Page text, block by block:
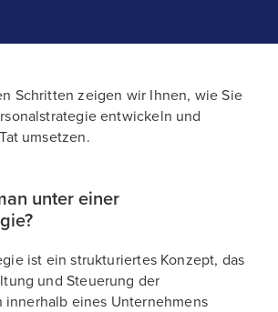
Schritten zeigen wir Ihnen, wie Sie
entwickeln und
umsetzen.
unter einer
ist ein strukturiertes Konzept, das
und Steuerung der
innerhalb eines Unternehmens